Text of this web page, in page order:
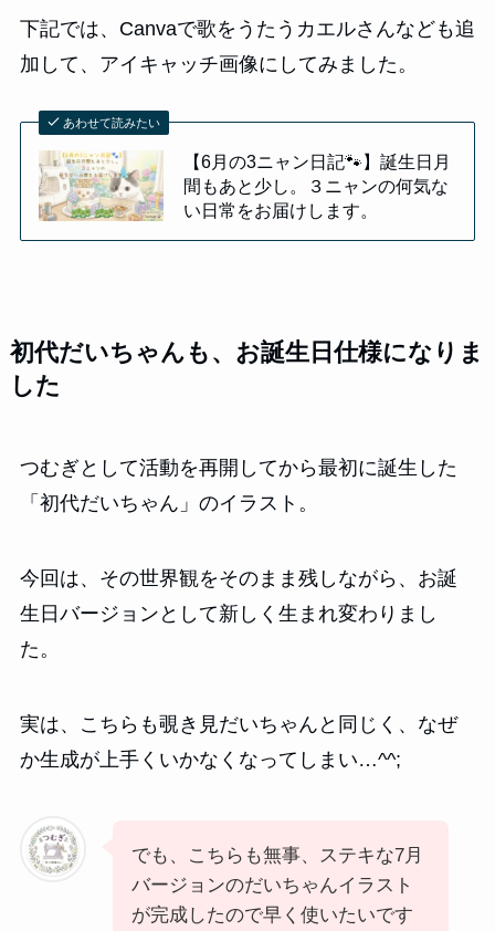
下記では、Canvaで歌をうたうカエルさんなども追
加して、アイキャッチ画像にしてみました。
あわせて読みたい
【6月の3ニャン日記🐾】誕生日月
間もあと少し。３ニャンの何気な
い日常をお届けします。
初代だいちゃんも、お誕生日仕様になりま
した
つむぎとして活動を再開してから最初に誕生した
「初代だいちゃん」のイラスト。
今回は、その世界観をそのまま残しながら、お誕
生日バージョンとして新しく生まれ変わりまし
た。
実は、こちらも覗き見だいちゃんと同じく、なぜ
か生成が上手くいかなくなってしまい…^^;
でも、こちらも無事、ステキな7月
バージョンのだいちゃんイラスト
が完成したので早く使いたいです